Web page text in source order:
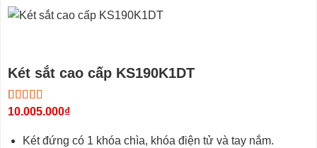
Két sắt cao cấp KS190K1DT
5.00trên 5
4
đánh giá
10.005.000₫
Két đứng có 1 khóa chìa, khóa điện tử và tay nắm.